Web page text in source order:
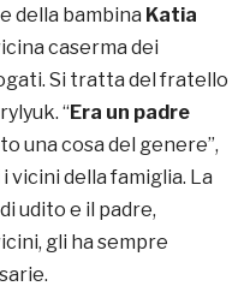
della bambina Katia
caserma dei
Si tratta del fratello
“Era un padre
una cosa del genere”,
vicini della famiglia. La
udito e il padre,
gli ha sempre